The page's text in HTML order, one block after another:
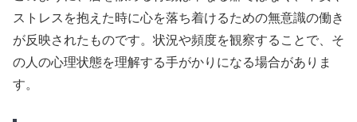
ストレスを抱えた時に心を落ち着けるための無意識の働き
が反映されたものです。状況や頻度を観察することで、そ
の人の心理状態を理解する手がかりになる場合がありま
す。